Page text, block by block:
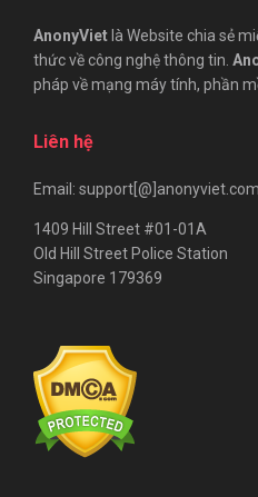
AnonyVietlà Website chia sẻ
thức về công nghệ thông tin.
pháp về mạng máy tính, phần
Liên hệ
Email: support[@]anonyviet.com
1409 Hill Street #01-01A
Old Hill Street Police Station
Singapore 179369